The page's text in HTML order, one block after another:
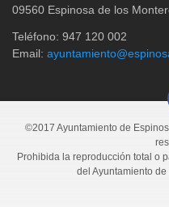
09560 Espinosa de los
Teléfono: 947 120 002
Email:
©2017 Ayuntamiento de
Prohibida la reproducción total o
del Ayuntamiento